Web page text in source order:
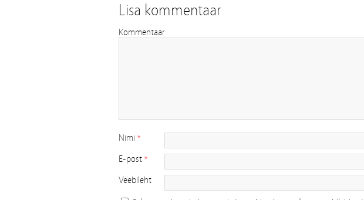
Lisa kommentaar
Kommentaar
Nimi *
E-post *
Veebileht